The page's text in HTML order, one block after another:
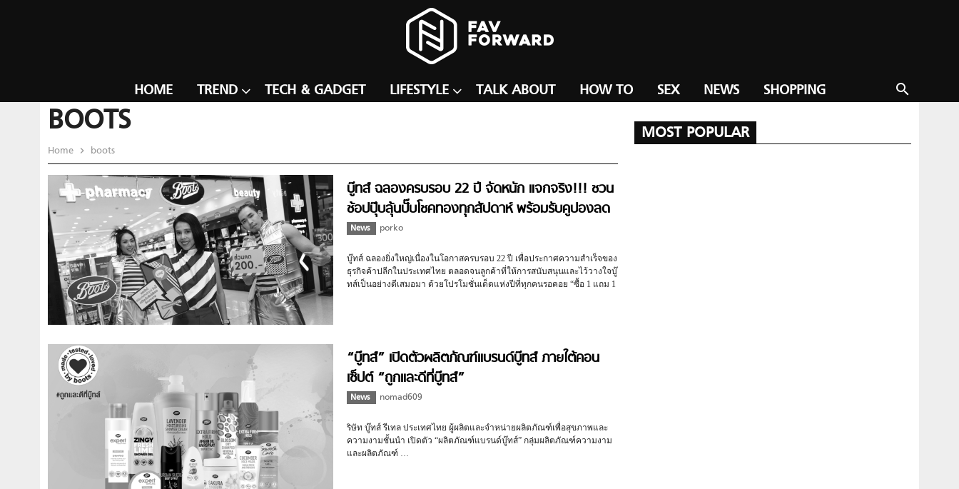
search
HOME TREND TECH & GADGET LIFESTYLE TALK ABOUT HOW TO SEX NEWS SHOPPING
BOOTS
Home boots
บู๊ทส์ ฉลองครบรอบ 22 ปี จัดหนัก แจกจริง!!! ชวน
ช้อปปุ๊บลุ้นปั๊บโชคทองทุกสัปดาห์ พร้อมรับคูปองลด
แรง
News porko
บู๊ทส์ ฉลองยิ่งใหญ่เนื่องในโอกาสครบรอบ 22 ปี เพื่อประกาศความสำเร็จของ
ธุรกิจค้าปลีกในประเทศไทย ตลอดจนลูกค้าที่ให้การสนับสนุนและไว้วางใจบู๊
ทส์เป็นอย่างดีเสมอมา ด้วยโปรโมชั่นเด็ดแห่งปีที่ทุกคนรอคอย “ซื้อ 1 แถม 1
“บู๊ทส์” เปิดตัวผลิตภัณฑ์แบรนด์บู๊ทส์ ภายใต้คอน
เซ็ปต์ “ถูกและดีที่บู๊ทส์”
News nomad609
ริษัท บู๊ทส์ รีเทล ประเทศไทย ผู้ผลิตและจำหน่ายผลิตภัณฑ์เพื่อสุขภาพและ
ความงามชั้นนำ เปิดตัว “ผลิตภัณฑ์แบรนด์บู๊ทส์” กลุ่มผลิตภัณฑ์ความงาม
และผลิตภัณฑ์ …
MOST POPULAR